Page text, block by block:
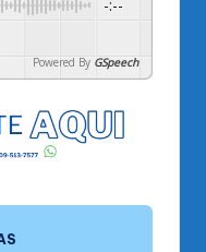
-:--
Powered By GSpeech